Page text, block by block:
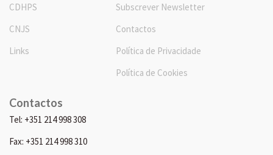
CDHPS
CNJS
Links
Subscrever Newsletter
Contactos
Política de Privacidade
Política de Cookies
Contactos
Tel: +351 214 998 308
Fax: +351 214 998 310